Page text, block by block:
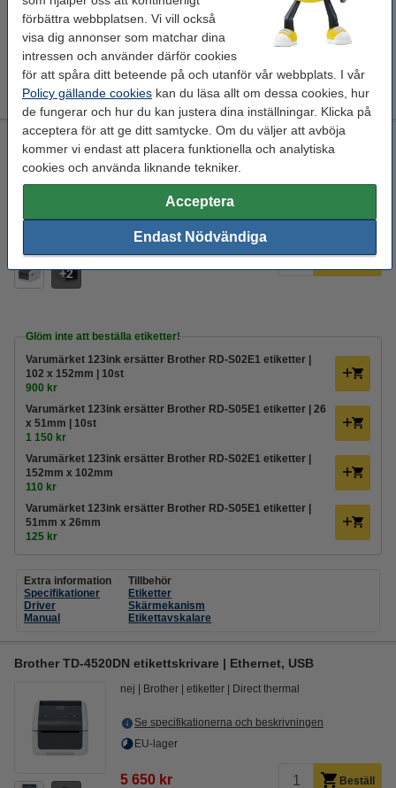
förbättra webbplatsen. Vi vill också
visa dig annonser som matchar dina
intressen och använder därför cookies
för att spåra ditt beteende på och utanför vår webbplats. I vår
Policy gällande cookies kan du läsa allt om dessa cookies, hur
de fungerar och hur du kan justera dina inställningar. Klicka på
acceptera för att ge ditt samtycke. Om du väljer att avböja
kommer vi endast att placera funktionella och analytiska
cookies och använda liknande tekniker.
Acceptera
Endast Nödvändiga
125 kr
Extra information
Specifikationer
Driver
Tillbehör
Etiketter
Brother TD-4425DN etikettskrivare | Ethernet, USB
2
Brother nej etiketter Direct thermal
Se specifikationerna och beskrivningen
EU-lager
4 500 kr Beställ
Glöm inte att beställa etiketter!
Varumärket 123ink ersätter Brother RD-S02E1 etiketter |
102 x 152mm | 10st
900 kr
Varumärket 123ink ersätter Brother RD-S05E1 etiketter | 26
x 51mm | 10st
1 150 kr
Varumärket 123ink ersätter Brother RD-S02E1 etiketter |
152mm x 102mm
110 kr
Varumärket 123ink ersätter Brother RD-S05E1 etiketter |
51mm x 26mm
125 kr
Extra information
Specifikationer
Driver
Manual
Tillbehör
Etiketter
Skärmekanism
Etikettavskalare
Brother TD-4520DN etikettskrivare | Ethernet, USB
nej Brother etiketter Direct thermal
Se specifikationerna och beskrivningen
EU-lager
5 650 kr Beställ